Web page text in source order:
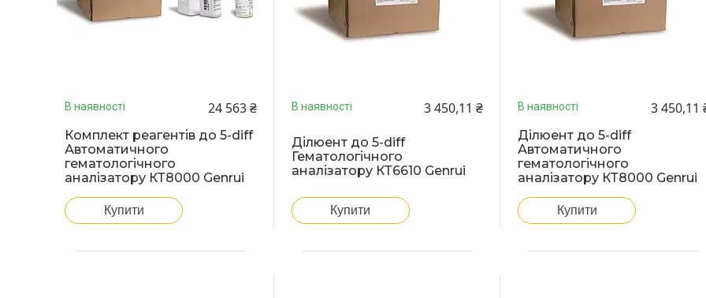
В наявності 24 563 ₴
Комплект реагентів до 5-diff
Автоматичного
гематологічного
аналізатору КТ8000 Genrui
Купити
В наявності 3 450,11 ₴
Ділюент до 5-diff
Гематологічного
аналізатору КТ6610 Genrui
Купити
В наявності 3 450,11
Ділюент до 5-diff
Автоматичного
гематологічного
аналізатору КТ8000 Genrui
Купити